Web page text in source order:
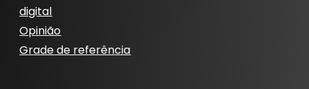
digital
Opinião
Grade de referência